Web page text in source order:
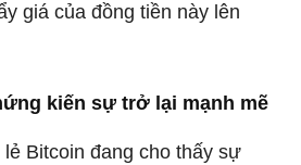
giá của đồng tiền này lên
kiến ​​sự trở lại mạnh mẽ
Bitcoin đang cho thấy sự